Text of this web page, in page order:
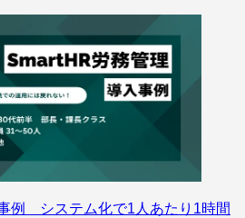
例 システム化で1人あたり1時間